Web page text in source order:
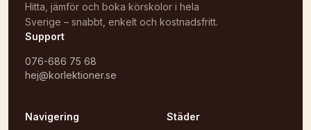
Hitta, jämför och boka körskolor i hela
Sverige – snabbt, enkelt och kostnadsfritt.
Support
076-686 75 68
hej@korlektioner.se
Navigering Städer